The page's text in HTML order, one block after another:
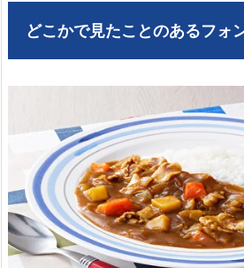
どこかで見たことのあるフォ